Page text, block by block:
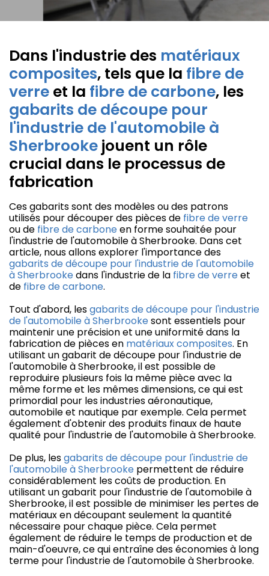
Dans l'industrie des matériaux
composites, tels que la fibre de
verre et la fibre de carbone, les
gabarits de découpe pour
l'industrie de l'automobile à
Sherbrooke jouent un rôle
crucial dans le processus de
fabrication
Ces gabarits sont des modèles ou des patrons
utilisés pour découper des pièces de fibre de verre
ou de fibre de carboneen forme souhaitée pour
l'industrie de l'automobile à Sherbrooke. Dans cet
article, nous allons explorer l'importance des
gabarits de découpe pour l'industrie de l'automobile
à Sherbrookedans l'industrie de la fibre de verreet
de fibre de carbone.
Tout d'abord, lesgabarits de découpe pour l'industrie
de l'automobile à Sherbrookesont essentiels pour
maintenir une précision et une uniformité dans la
fabrication de pièces en matériaux composites. En
utilisant un gabarit de découpe pour l'industrie de
l'automobile à Sherbrooke, il est possible de
reproduire plusieurs fois la même pièce avec la
même forme et les mêmes dimensions, ce qui est
primordial pour les industries aéronautique,
automobile et nautique par exemple. Cela permet
également d'obtenir des produits finaux de haute
qualité pour l'industrie de l'automobile à Sherbrooke.
De plus, lesgabarits de découpe pour l'industrie de
l'automobile à Sherbrooke permettent de réduire
considérablement les coûts de production. En
utilisant un gabarit pour l'industrie de l'automobile à
Sherbrooke, il est possible de minimiser les pertes de
matériaux en découpant seulement la quantité
nécessaire pour chaque pièce. Cela permet
également de réduire le temps de production et de
main-d'oeuvre, ce qui entraîne des économies à long
terme pour l'industrie de l'automobile à Sherbrooke.